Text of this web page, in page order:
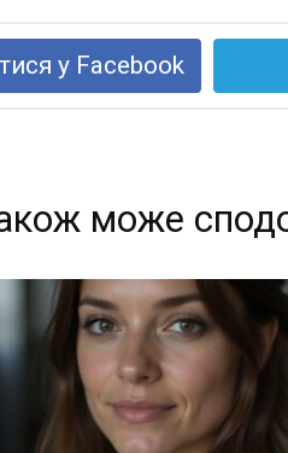
у Facebook
може